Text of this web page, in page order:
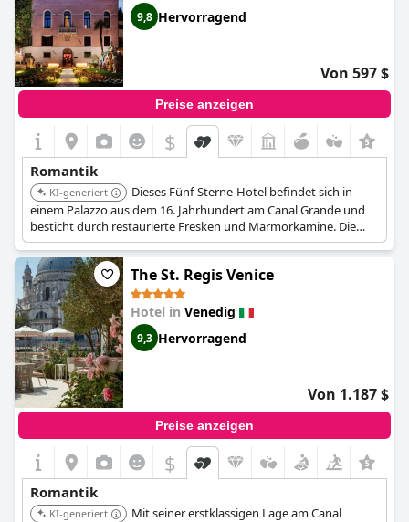
9,8 Hervorragend
Von 597 $
Preise anzeigen
$
Romantik
KI-generiert
Dieses Fünf-Sterne-Hotel befindet sich in
einem Palazzo aus dem 16. Jahrhundert am Canal Grande und
besticht durch restaurierte Fresken und Marmorkamine. Die
Suiten verfügen über Holzböden, antike Möbel und
handverlesene Kunstwerke sowie ein Michelin-Stern-Restaurant.
The St. Regis Venice
Hotel in Venedig
9,3 Hervorragend
Von 1.187 $
Preise anzeigen
$
Romantik
KI-generiert
Mit seiner erstklassigen Lage am Canal